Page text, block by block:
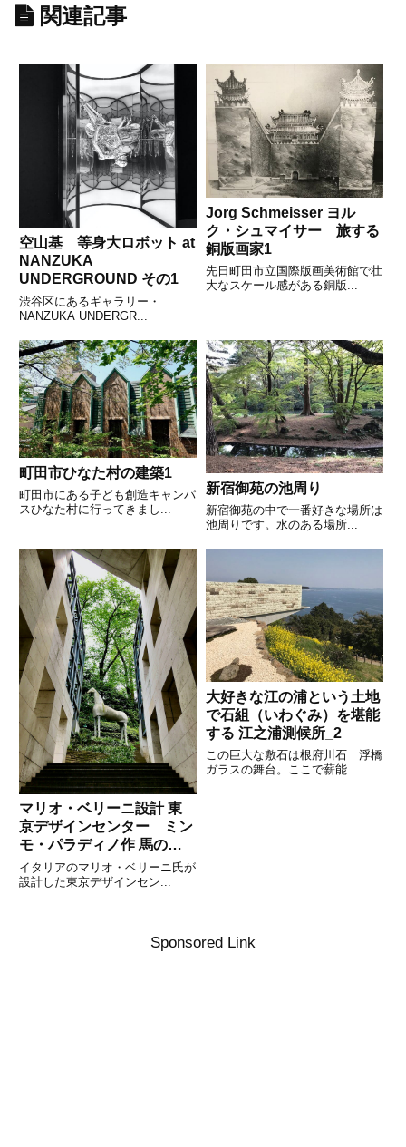
関連記事
空山基 等身大ロボット at
NANZUKA
UNDERGROUND その1
渋谷区にあるギャラリー・
NANZUKA UNDERGR...
Jorg Schmeisser ヨル
ク・シュマイサー 旅する
銅版画家1
先日町田市立国際版画美術館で壮
大なスケール感がある銅版...
町田市ひなた村の建築1
町田市にある子ども創造キャンパ
スひなた村に行ってきまし...
新宿御苑の池周り
新宿御苑の中で一番好きな場所は
池周りです。水のある場所...
マリオ・ベリーニ設計 東
京デザインセンター ミン
モ・パラディノ作 馬の彫
刻 その2
イタリアのマリオ・ベリーニ氏が
設計した東京デザインセン...
大好きな江の浦という土地
で石組（いわぐみ）を堪能
する 江之浦測候所_2
この巨大な敷石は根府川石 浮橋
ガラスの舞台。ここで薪能...
Sponsored Link